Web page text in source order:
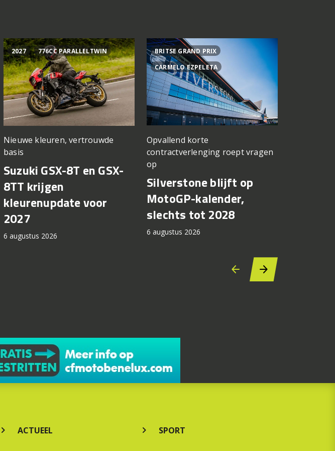
2027 776CC PARALLELTWIN
Nieuwe kleuren, vertrouwde
basis
Suzuki GSX-8T en GSX-
8TT krijgen
kleurenupdate voor
2027
6 augustus 2026
BRITSE GRAND PRIX
CARMELO EZPELETA
Opvallend korte
contractverlenging roept vragen
op
Silverstone blijft op
MotoGP-kalender,
slechts tot 2028
6 augustus 2026
ACTUEEL SPORT